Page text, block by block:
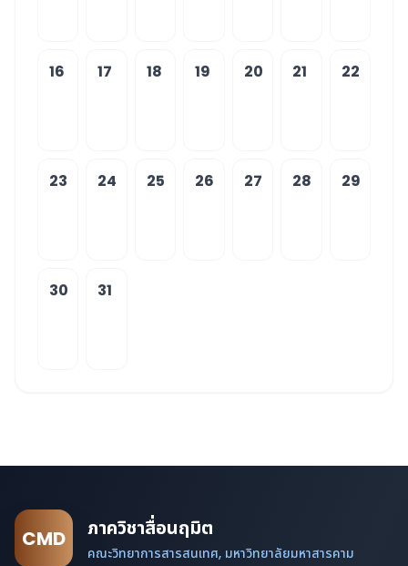
16 17 18 19 20 21 22
23 24 25 26 27 28 29
30 31
CMD ภาควิชาสื่อนฤมิต
คณะวิทยาการสารสนเทศ, มหาวิทยาลัยมหาสารคาม